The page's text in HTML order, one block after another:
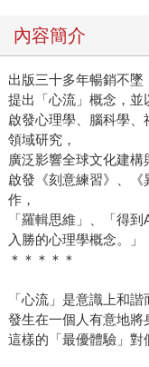
內容簡介
出版三十多年暢銷不墜
提出「心流」概念，並
啟發心理學、腦科學
領域研究，
廣泛影響全球文化建構
啟發《刻意練習》、
作，
「羅輯思維」、「得
入勝的心理學概念。」
＊＊＊＊＊
「心流」是意識上和
發生在一個人有意地將
這樣的「最優體驗」對